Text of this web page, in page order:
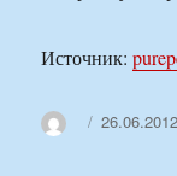
Источник:
Автор26.06.2012